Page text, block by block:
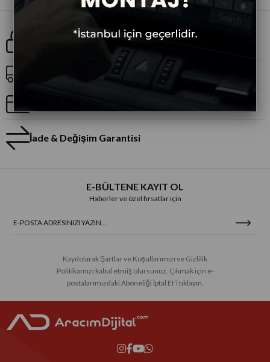
Güvenli Alışveriş
İade & Değişim Garantisi
E-BÜLTENE KAYIT OL
Haberler ve özel fırsatlar için
Kaydolarak Şartlar ve Koşullarımızı ve Gizlilik
Politikamızı kabul etmiş olursunuz. Çıkmak için e-
postalarımızdaki Aboneliği İptal Et’i tıklayın.